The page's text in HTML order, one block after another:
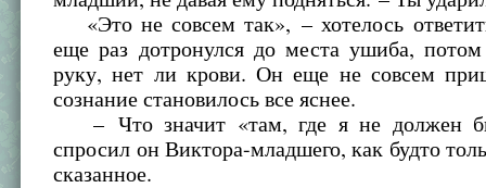
«Это не совсем так», – хотелось
еще раз дотронулся до места ушиба,
руку, нет ли крови. Он еще не совсем
сознание становилось все яснее.
– Что значит «там, где я не должен
спросил он Виктора-младшего, как будто
сказанное.